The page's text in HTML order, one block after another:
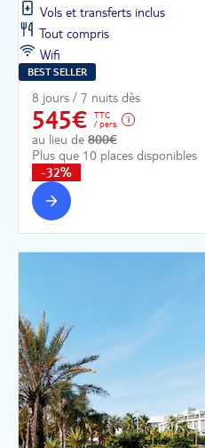
Vols et transferts inclus
Tout compris
Wifi
BEST SELLER
8 jours / 7 nuits dès
545€
TTC
/ pers.
au lieu de 800€
Plus que 10 places disponibles
-32%